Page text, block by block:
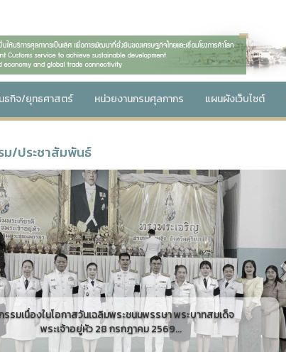
กิจ/ยุทธศาสตร์ หน่วยงานกรมศุลกากร แผนผังเว็บไซต์
ม/ประชาสัมพันธ์
วันเฉลิมพระชนมพรรษา พระบาทสมเด็จ
ยู่หัว 28 กรกฎาคม 2569...